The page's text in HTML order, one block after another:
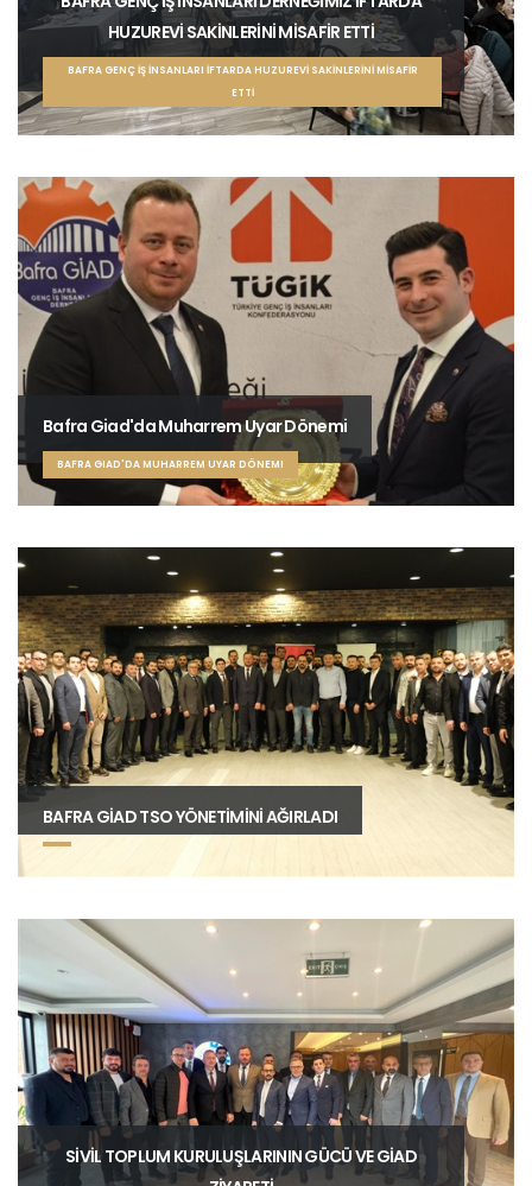
HUZUREVİ SAKİNLERİNİ MİSAFİR ETTİ
BAFRA GENÇ İŞ İNSANLARI İFTARDA HUZUREVİ SAKİNLERİNİ MİSAFİR
ETTİ
Bafra Giad'da Muharrem Uyar Dönemi
BAFRA GIAD'DA MUHARREM UYAR DÖNEMI
BAFRA GİAD TSO YÖNETİMİNİ AĞIRLADI
SİVİL TOPLUM KURULUŞLARININ GÜCÜ VE GİAD